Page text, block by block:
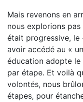
Mais revenons en
nous explorions
était progressive, le
avoir accédé au «
éducation adopte
par étape. Et voilà
volontés, nous
étapes, pour